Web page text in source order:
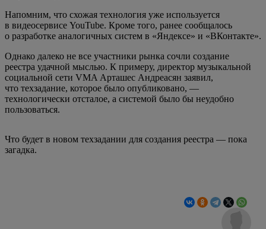
Напомним, что схожая технология уже используется
в видеосервисе YouTube. Кроме того, ранее сообщалось
о разработке аналогичных систем в «Яндексе» и «ВКонтакте».
Однако далеко не все участники рынка сочли создание
реестра удачной мыслью. К примеру, директор музыкальной
социальной сети VMA Арташес Андреасян заявил,
что техзадание, которое было опубликовано, —
технологически отсталое, а системой было бы неудобно
пользоваться.
Что будет в новом техзадании для создания реестра — пока
загадка.